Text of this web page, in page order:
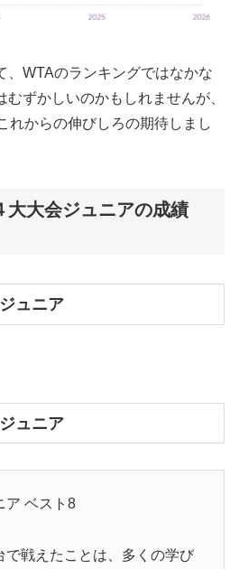
、WTAのランキングではなかな
ずかしいのかもしれませんが、
れからの伸びしろの期待しまし
大大会ジュニアの成績
ュニア
ュニア
ア ベスト8
で戦えたことは、多くの学び